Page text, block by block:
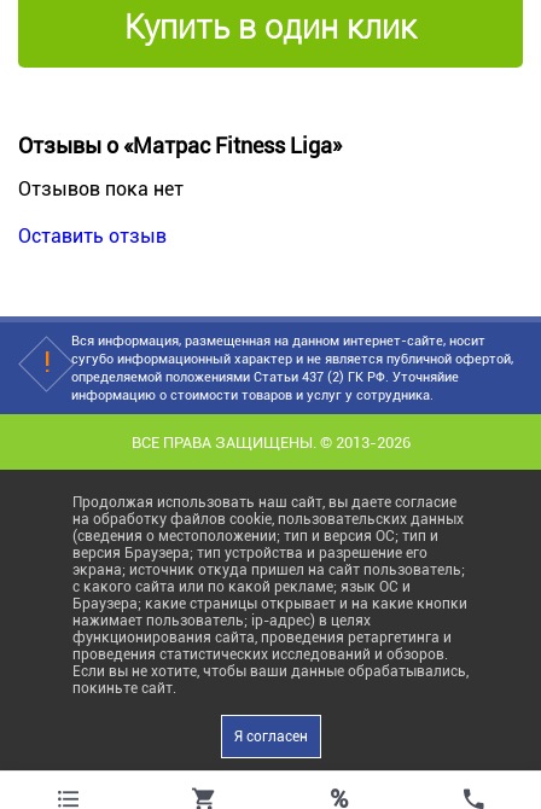
Купить в один клик
Отзывы о «Матрас Fitness Liga»
Отзывов пока нет
Оставить отзыв
Вся информация, размещенная на данном интернет-сайте, носит
сугубо информационный характер и не является публичной офертой,
определяемой положениями Статьи 437 (2) ГК РФ. Уточняйие
информацию о стоимости товаров и услуг у сотрудника.
ВСЕ ПРАВА ЗАЩИЩЕНЫ. © 2013-2026
Продолжая использовать наш сайт, вы даете согласие
на обработку файлов cookie, пользовательских данных
(сведения о местоположении; тип и версия ОС; тип и
версия Браузера; тип устройства и разрешение его
экрана; источник откуда пришел на сайт пользователь;
с какого сайта или по какой рекламе; язык ОС и
Браузера; какие страницы открывает и на какие кнопки
нажимает пользователь; ip-адрес) в целях
функционирования сайта, проведения ретаргетинга и
проведения статистических исследований и обзоров.
Если вы не хотите, чтобы ваши данные обрабатывались,
покиньте сайт.
Я согласен
%